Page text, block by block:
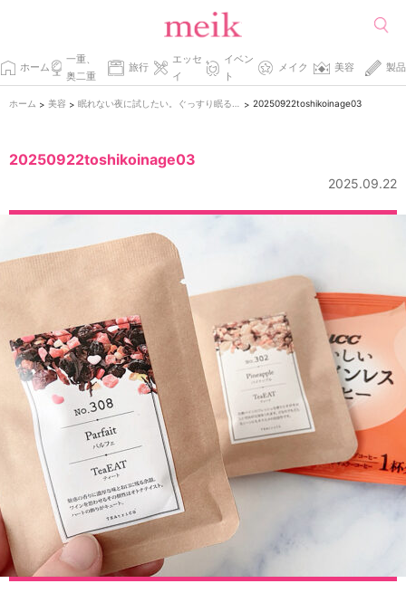
ホーム
一重、
奥二重
旅行
エッセ
イ
イベン
ト
メイク 美容 製品
ホーム > 美容 > > 20250922toshikoinage03
20250922toshikoinage03
2025.09.22